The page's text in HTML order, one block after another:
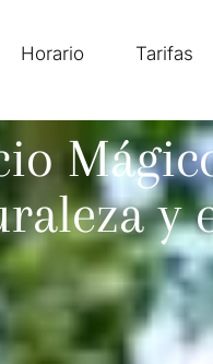
Horario Tarifas
y